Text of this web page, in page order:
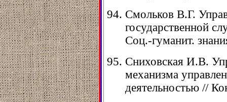
Смольков В.Г.
государственной
Соц.-гуманит.
Сниховская И.В.
механизма
деятельностью //